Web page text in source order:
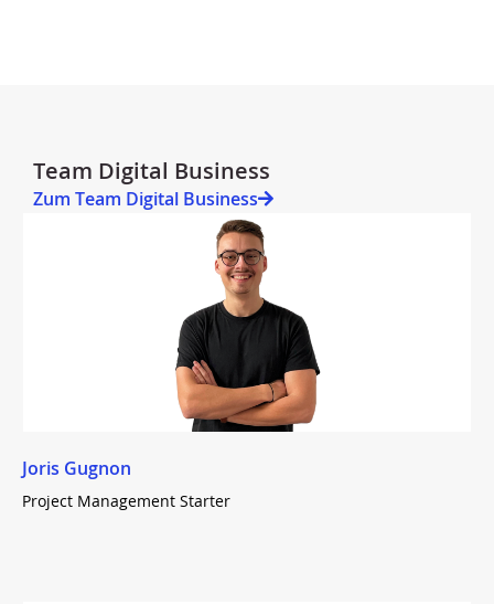
Team Digital Business
Zum Team Digital Business
Joris Gugnon
Project Management Starter